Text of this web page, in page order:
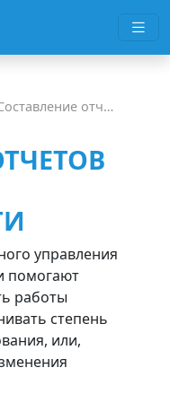
отчетов по объекту недвижимости
управления
помогают
работы
степень
или,